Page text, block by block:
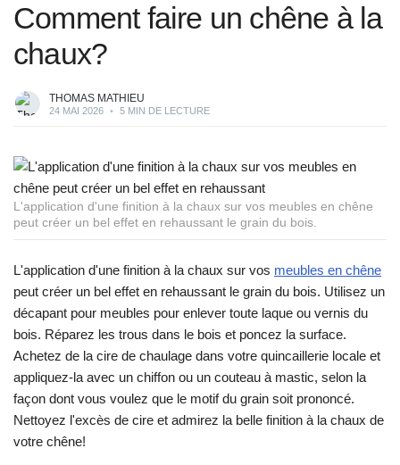
Comment faire un chêne à la
chaux?
THOMAS MATHIEU
24 MAI 2026 • 5 MIN DE LECTURE
L'application d'une finition à la chaux sur vos meubles en chêne
peut créer un bel effet en rehaussant le grain du bois.
L'application d'une finition à la chaux sur vos meubles en chêne
peut créer un bel effet en rehaussant le grain du bois. Utilisez un
décapant pour meubles pour enlever toute laque ou vernis du
bois. Réparez les trous dans le bois et poncez la surface.
Achetez de la cire de chaulage dans votre quincaillerie locale et
appliquez-la avec un chiffon ou un couteau à mastic, selon la
façon dont vous voulez que le motif du grain soit prononcé.
Nettoyez l'excès de cire et admirez la belle finition à la chaux de
votre chêne!